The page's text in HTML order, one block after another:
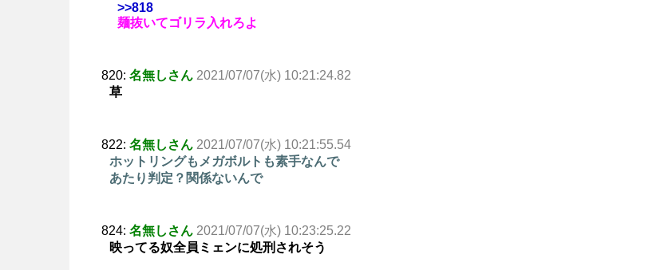
>>818
麺抜いてゴリラ入れろよ
820: 名無しさん 2021/07/07(水) 10:21:24.82
草
822: 名無しさん 2021/07/07(水) 10:21:55.54
ホットリングもメガボルトも素手なんで
あたり判定？関係ないんで
824: 名無しさん 2021/07/07(水) 10:23:25.22
映ってる奴全員ミェンに処刑されそう